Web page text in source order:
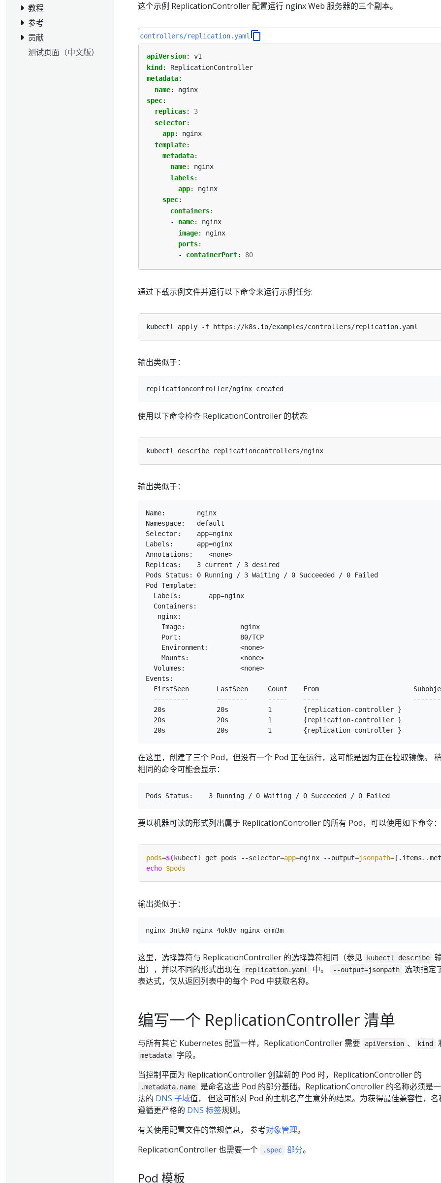
教程
参考
贡献
测试页面（中文版）
这个示例 ReplicationController 配置运行 nginx Web 服务器的三个副本。
controllers/replication.yaml
apiVersion:
v1
kind :
ReplicationController
metadata:
name:
nginx
spec:
replicas:
3
selector:
app:
nginx
template:
metadata:
name:
nginx
labels:
app:
nginx
spec:
containers:
- name:
nginx
image:
nginx
ports:
- containerPort: 80
通过下载示例文件并运行以下命令来运行示例任务:
输出类似于：
使用以下命令检查 ReplicationController 的状态:
输出类似于：
Name:        nginx
Namespace:   default
Selector:    app=nginx
Labels:      app=nginx
Annotations:    <none>
Replicas:    3 current / 3 desired
Pods Status: 0 Running / 3 Waiting / 0 Succeeded / 0 Failed
Pod Template:
  Labels:       app=nginx
  Containers:
   nginx:
    Image:              nginx
    Port:               80/TCP
    Environment:        <none>
    Mounts:             <none>
  Volumes:              <none>
Events:
FirstSeen       LastSeen     Count    From
---------       --------     -----    ----
20s             20s          1        {replication-controller }
20s             20s          1        {replication-controller }
在这里，创建了三个 Pod，但没有一个 Pod 正在运行，这可能是因为正在拉取镜像。
相同的命令可能会显示：
要以机器可读的形式列出属于 ReplicationController 的所有 Pod，可以使用如下命令：
pods=$( kubectl get pods --selector=app=nginx --output=jsonpath={
echo $pods
输出类似于：
这里，选择算符与 ReplicationController 的选择算符相同（参见 kubectl describe
出），并以不同的形式出现在
replication.yaml 中。 --output=jsonpath
选项指定
表达式，仅从返回列表中的每个 Pod 中获取名称。
编写一个 ReplicationController 清单
与所有其它 Kubernetes 配置一样，ReplicationController 需要 apiVersion 、 kind
metadata
字段。
当控制平面为 ReplicationController 创建新的 Pod 时，ReplicationController 的
.metadata.name
是命名这些 Pod 的部分基础。ReplicationController 的名称必须是
法的 DNS 子域值， 但这可能对 Pod 的主机名产生意外的结果。为获得最佳兼容性，名
遵循更严格的 DNS 标签规则。
有关使用配置文件的常规信息， 参考对象管理。
ReplicationController 也需要一个
.spec 部分。
Pod 模板